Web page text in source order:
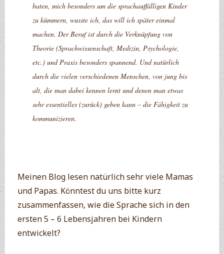
baten, mich besonders um die sprachauffälligen Kinder
zu kümmern, wusste ich, das will ich später einmal
machen. Der Beruf ist durch die Verknüpfung von
Theorie (Sprachwissenschaft, Medizin, Psychologie,
etc.) und Praxis besonders spannend. Und natürlich
durch die vielen verschiedenen Menschen, von jung bis
alt, die man dabei kennen lernt und denen man etwas
sehr essentielles (zurück) geben kann – die Fähigkeit zu
kommunizieren.
Meinen Blog lesen natürlich sehr viele Mamas
und Papas. Könntest du uns bitte kurz
zusammenfassen, wie die Sprache sich in den
ersten 5 – 6 Lebensjahren bei Kindern
entwickelt?